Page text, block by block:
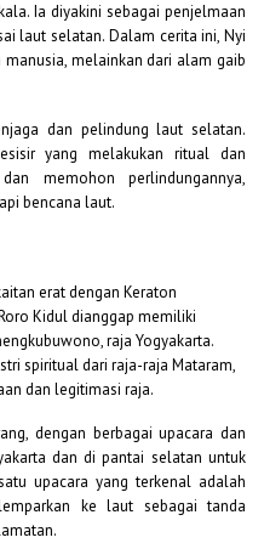
Ia diyakini sebagai penjelmaan
laut selatan. Dalam cerita ini, Nyi
melainkan dari alam gaib
dan pelindung laut selatan.
yang melakukan ritual dan
memohon perlindungannya,
bencana laut.
erat dengan Keraton
Kidul dianggap memiliki
raja Yogyakarta.
spiritual dari raja-raja Mataram,
dan legitimasi raja.
dengan berbagai upacara dan
dan di pantai selatan untuk
upacara yang terkenal adalah
ke laut sebagai tanda